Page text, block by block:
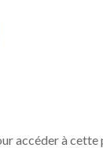
accéder à cette